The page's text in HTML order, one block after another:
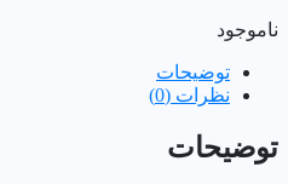
ناموجود
توضیحات
نظرات (0)
توضیحات